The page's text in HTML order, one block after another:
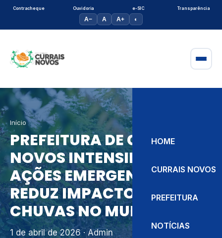
Contracheque Ouvidoria e-SIC Transparência
A− A A+ ◐
HOME
CURRAIS NOVOS
PREFEITURA
NOTÍCIAS
Início
PREFEITURA DE CURRAIS
NOVOS INTENSIFICA
AÇÕES EMERGENCIAIS E
REDUZ IMPACTOS DAS
CHUVAS NO MUNICÍPIO
1 de abril de 2026· Admin